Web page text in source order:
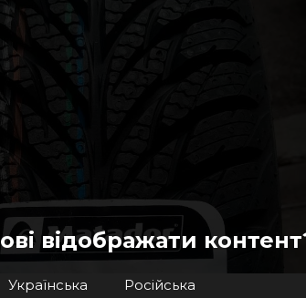
відображати
Українська Російська